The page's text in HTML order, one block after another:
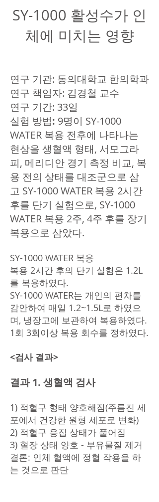
SY-1000 활성수가 인
체에 미치는 영향
연구 기관: 동의대학교 한의학과
연구 책임자: 김경철 교수
연구 기간: 33일
실험 방법: 9명이 SY-1000
WATER 복용 전후에 나타나는
현상을 생혈액 형태, 서모그라
피, 메리디안 경기 측정 비교, 복
용 전의 상태를 대조군으로 삼
고 SY-1000 WATER 복용 2시간
후를 단기 실험으로, SY-1000
WATER 복용 2주, 4주 후를 장기
복용으로 삼았다.
SY-1000 WATER 복용
복용 2시간 후의 단기 실험은 1.2L
를 복용하였다.
SY-1000 WATER는 개인의 편차를
감안하여 매일 1.2~1.5L로 하였으
며, 냉장고에 보관하여 복용하였다.
1회 3회이상 복용 회수를 정하였다.
<검사 결과>
결과 1. 생혈액 검사
1) 적혈구 형태 양호해짐(주름진 세
포에서 건강한 원형 세포로 변화)
2) 적혈구 응집 상태가 풀어짐
3) 혈장 상태 양호 - 부유물질 제거
결론: 인체 혈액에 정혈 작용을 하
는 것으로 판단